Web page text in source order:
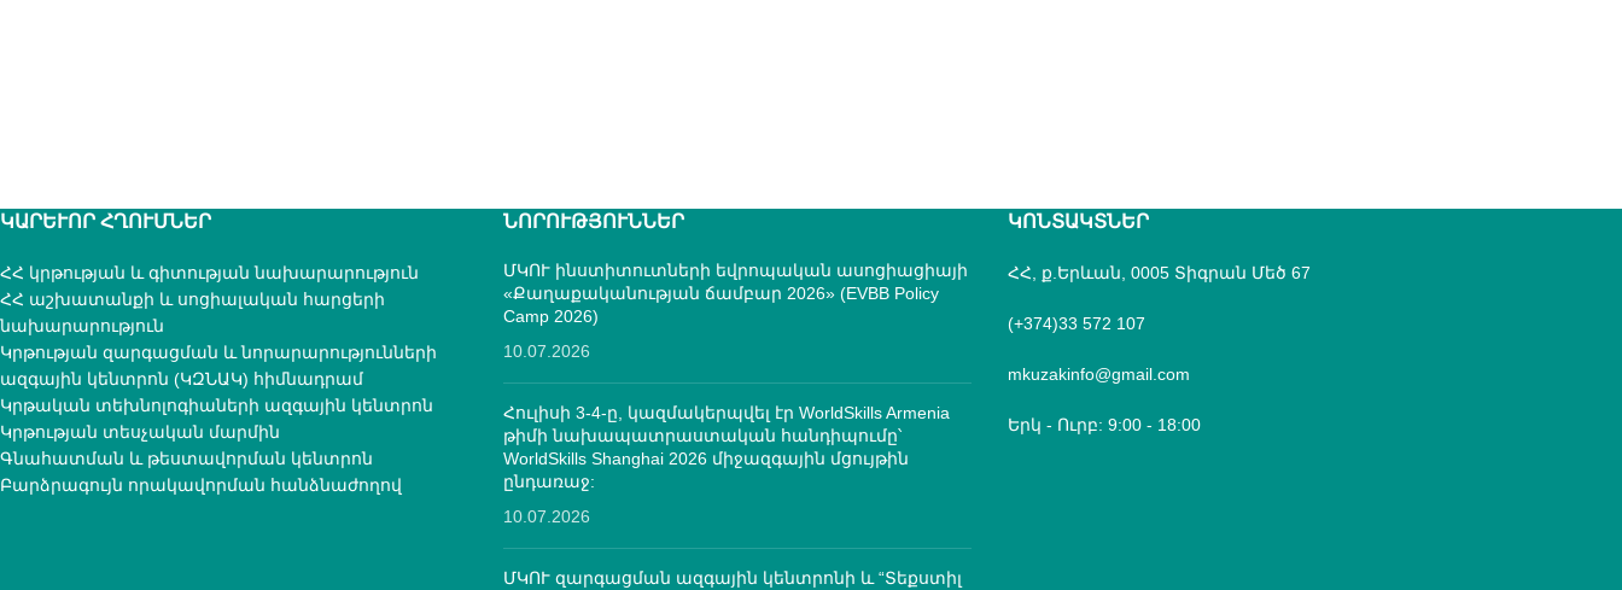
ԿԱՐԵՒՈՐ ՀՂՈՒՄՆԵՐ
ՀՀ կրթության և գիտության նախարարություն
ՀՀ աշխատանքի և սոցիալական հարցերի
նախարարություն
Կրթության զարգացման և նորարարությունների
ազգային կենտրոն (ԿԶՆԱԿ) հիմնադրամ
Կրթական տեխնոլոգիաների ազգային կենտրոն
Կրթության տեսչական մարմին
Գնահատման և թեստավորման կենտրոն
Բարձրագույն որակավորման հանձնաժողով
ՆՈՐՈՒԹՅՈՒՆՆԵՐ
ՄԿՈՒ ինստիտուտների եվրոպական ասոցիացիայի
«Քաղաքականության ճամբար 2026» (EVBB Policy
Camp 2026)
10.07.2026
Հուլիսի 3-4-ը, կազմակերպվել էր WorldSkills Armenia
թիմի նախապատրաստական հանդիպումը՝
WorldSkills Shanghai 2026 միջազգային մցույթին
ընդառաջ:
10.07.2026
ՄԿՈՒ զարգացման ազգային կենտրոնի և “Տեքստիլ
ԿՈՆՏԱԿՏՆԵՐ
ՀՀ, ք.Երևան, 0005 Տիգրան Մեծ 67
(+374)33 572 107
mkuzakinfo@gmail.com
Երկ - Ուրբ: 9:00 - 18:00